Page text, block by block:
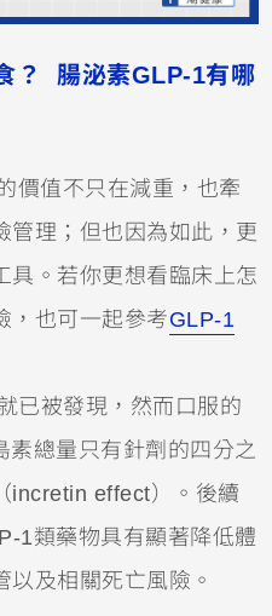
？ 腸泌素GLP-1有哪
價值不只在減重，也牽
管理；但也因為如此，更
具。若你更想看臨床上怎
，也可一起參考GLP-1
已被發現，然而口服的
素總量只有針劑的四分之
incretin effect）。後續
1類藥物具有顯著降低體
及相關死亡風險。